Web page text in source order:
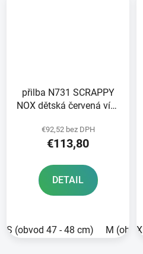
přilba N731 SCRAPPY
NOX dětská červená více
€92,52 bez DPH
€113,80
DETAIL
S (obvod 47 - 48 cm) M